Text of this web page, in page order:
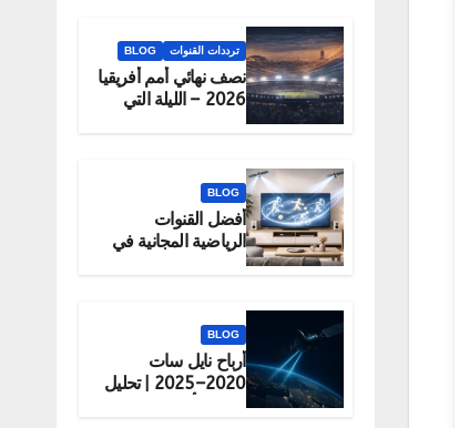
ترددات القنوات BLOG
نصف نهائي أمم أفريقيا
2026 – الليلة التي
BLOG
أفضل القنوات
الرياضية المجانية في
BLOG
أرباح نايل سات
2020–2025 | تحليل